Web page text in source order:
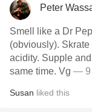
Peter
Smell like a Dr
(obviously).
acidity. Supple
same time. Vg — 9
Susan liked this